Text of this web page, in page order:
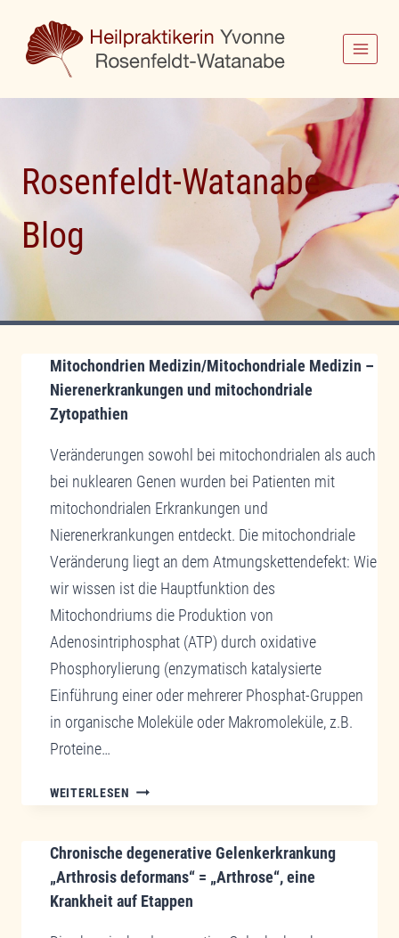
Inhalt
springen
Rosenfeldt-Watanabe
Blog
Mitochondrien Medizin/Mitochondriale Medizin –
Nierenerkrankungen und mitochondriale
Zytopathien
Veränderungen sowohl bei mitochondrialen als auch
bei nuklearen Genen wurden bei Patienten mit
mitochondrialen Erkrankungen und
Nierenerkrankungen entdeckt. Die mitochondriale
Veränderung liegt an dem Atmungskettendefekt: Wie
wir wissen ist die Hauptfunktion des
Mitochondriums die Produktion von
Adenosintriphosphat (ATP) durch oxidative
Phosphorylierung (enzymatisch katalysierte
Einführung einer oder mehrerer Phosphat-Gruppen
in organische Moleküle oder Makromoleküle, z.B.
Proteine…
WEITERLESEN MITOCHONDRIEN
MEDIZIN/MITOCHONDRIALE
–
NIERENERKRANKUNGEN
UND
Chronische degenerative Gelenkerkrankung
„Arthrosis deformans“ = „Arthrose“, eine
Krankheit auf Etappen